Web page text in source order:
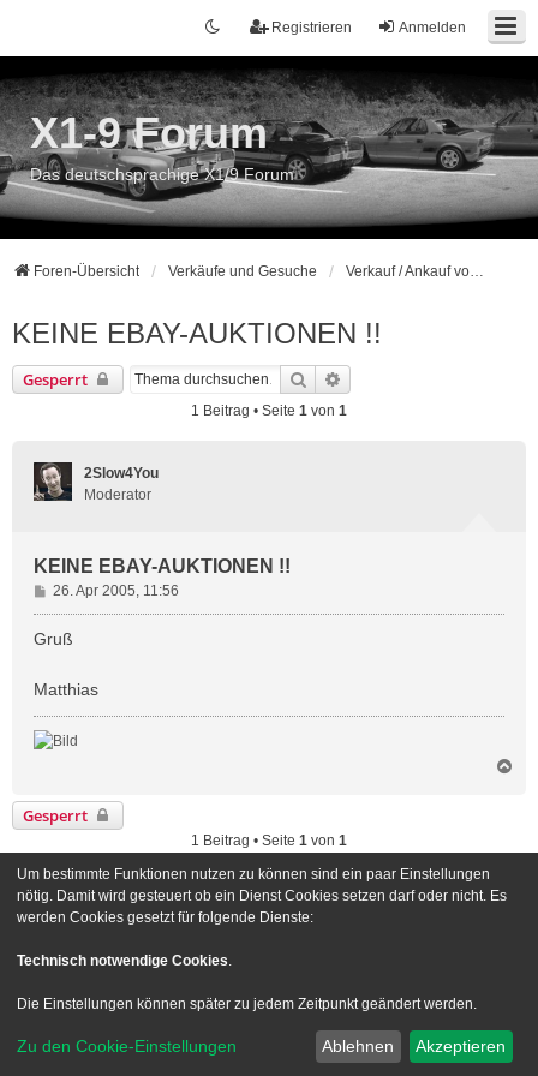
Anmelden
Registrieren
X1-9 Forum
Das deutschsprachige X1/9 Forum
Foren-Übersicht Verkäufe und Gesuche Verkauf / Ankauf von Komplettfahrzeugen
KEINE EBAY-AUKTIONEN !!
Gesperrt Suche
1 Beitrag • Seite 1 von 1
2Slow4You
Moderator
KEINE EBAY-AUKTIONEN !!
B
e
i
a
g
26. Apr 2005, 11:56
Gruß
Matthias
Gesperrt
1 Beitrag • Seite 1 von 1
Gehe zu
Foren-Übersicht Kontakt
Powered byphpBB® Forum Software © phpBB Limited
Style we_universal created byINVENTEA
nextgen
Um bestimmte Funktionen nutzen zu können sind ein paar Einstellungen
nötig. Damit wird gesteuert ob ein Dienst Cookies setzen darf oder nicht. Es
werden Cookies gesetzt für folgende Dienste:
Technisch notwendige Cookies.
Die Einstellungen können später zu jedem Zeitpunkt geändert werden.
Zu den Cookie-Einstellungen Ablehnen Akzeptieren